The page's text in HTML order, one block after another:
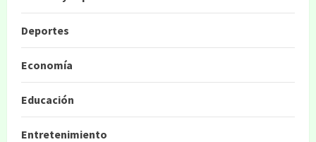
Deportes
Economía
Educación
Entretenimiento